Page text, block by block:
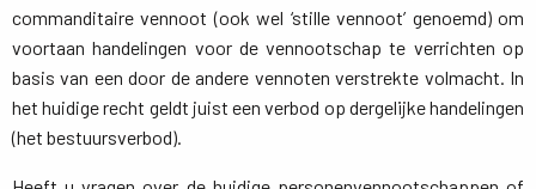
commanditaire vennoot (ook wel ‘stille vennoot’ genoemd) om
voortaan handelingen voor de vennootschap te verrichten op
basis van een door de andere vennoten verstrekte volmacht. In
het huidige recht geldt juist een verbod op dergelijke handelingen
(het bestuursverbod).